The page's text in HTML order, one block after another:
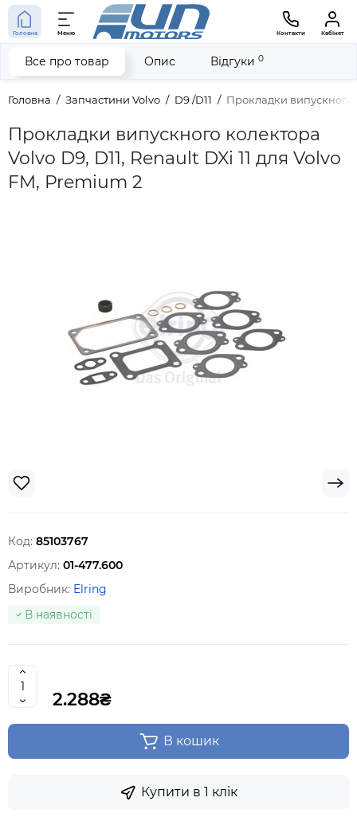
Головна Меню Контакти Кабінет
Головна Запчастини Volvo D9 /D11 Прокладки випускного
Прокладки випускного колектора
Volvo D9, D11, Renault DXi 11 для Volvo
FM, Premium 2
Все про товар Опис Відгуки 0
Код: 85103767
Артикул: 01-477.600
Виробник: Elring
В наявності
2.288₴
В кошик
Купити в 1 клік